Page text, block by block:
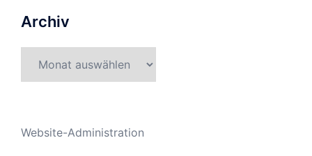
Archiv
Website-Administration